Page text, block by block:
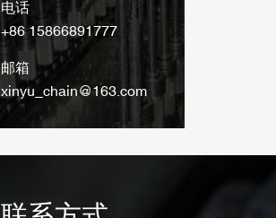
电话
+86 15866891777
邮箱
xinyu_chain@163.com